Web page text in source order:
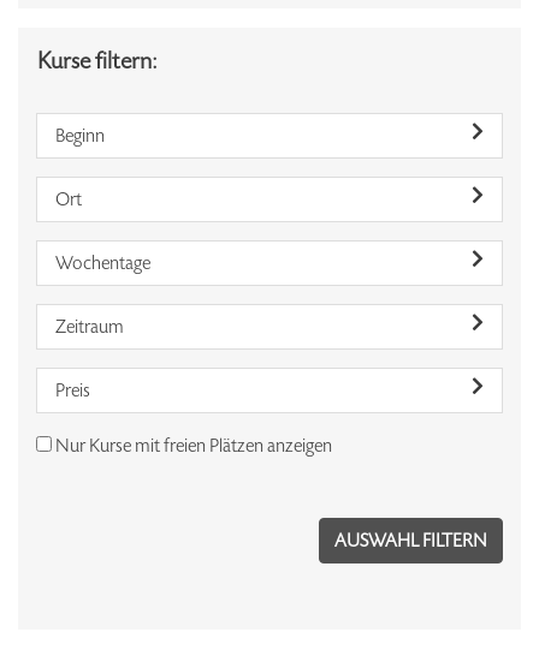
Kurse filtern:
Beginn
Ort
Wochentage
Zeitraum
Preis
Nur Kurse mit freien Plätzen anzeigen